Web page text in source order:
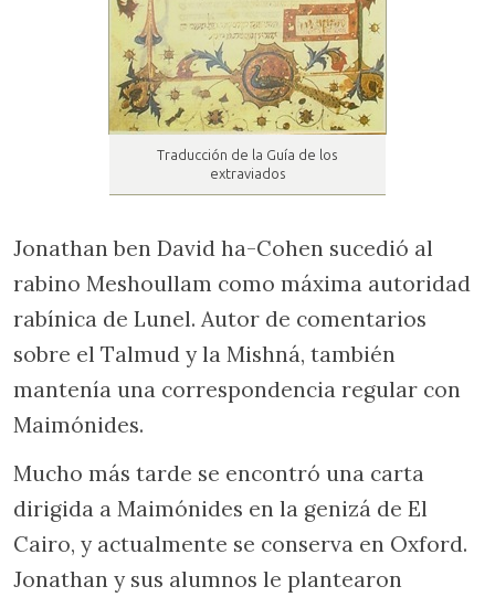
Traducción de la Guía de los
extraviados
Jonathan ben David ha-Cohen sucedió al
rabino Meshoullam como máxima autoridad
rabínica de Lunel. Autor de comentarios
sobre el Talmud y la Mishná, también
mantenía una correspondencia regular con
Maimónides.
Mucho más tarde se encontró una carta
dirigida a Maimónides en la genizá de El
Cairo, y actualmente se conserva en Oxford.
Jonathan y sus alumnos le plantearon